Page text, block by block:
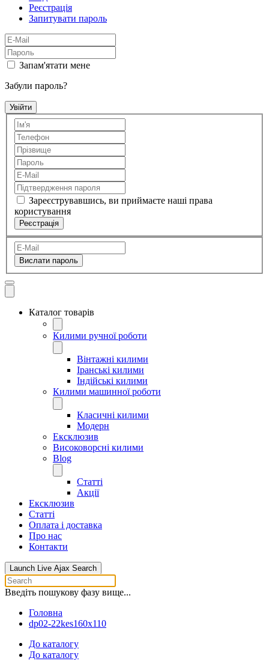
Реєстрація
Запитувати пароль
Запам'ятати мене
Забули пароль?
Зареєструвавшись, ви приймаєте наші права
користування
Каталог товарів
Килими ручної роботи
Вінтажні килими
Іранські килими
Індійські килими
Килими машинної роботи
Класичні килими
Модерн
Ексклюзив
Високоворсні килими
Blog
Статті
Акції
Ексклюзив
Статті
Оплата і доставка
Про нас
Контакти
Launch Live Ajax Search
Введіть пошукову фазу вище...
Головна
dp02-22kes160x110
До каталогу
До каталогу